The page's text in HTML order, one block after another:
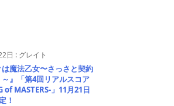
日 : グレイト
は魔法乙女〜さっさと契約
～』「第4回リアルスコア
of MASTERS-」11月21日
！